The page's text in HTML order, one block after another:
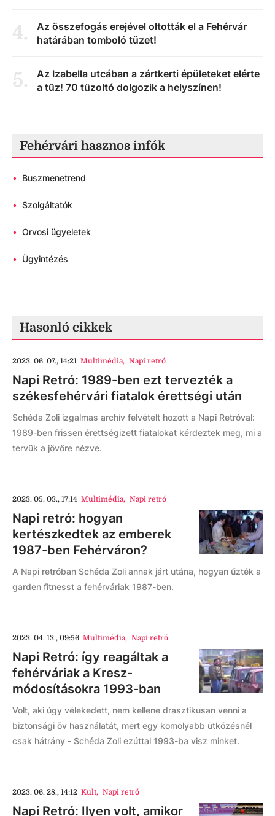
4.
Az összefogás erejével oltották el a Fehérvár
határában tomboló tüzet!
5.
Az Izabella utcában a zártkerti épületeket elérte
a tűz! 70 tűzoltó dolgozik a helyszínen!
Fehérvári hasznos infók
• Buszmenetrend
• Szolgáltatók
• Orvosi ügyeletek
• Ügyintézés
Hasonló cikkek
2023. 06. 07., 14:21 Multimédia, Napi retró
Napi Retró: 1989-ben ezt tervezték a
székesfehérvári fiatalok érettségi után
Schéda Zoli izgalmas archív felvételt hozott a Napi Retróval:
1989-ben frissen érettségizett fiatalokat kérdeztek meg, mi a
tervük a jövőre nézve.
2023. 05. 03., 17:14 Multimédia, Napi retró
Napi retró: hogyan
kertészkedtek az emberek
1987-ben Fehérváron?
A Napi retróban Schéda Zoli annak járt utána, hogyan űzték a
garden fitnesst a fehérváriak 1987-ben.
2023. 04. 13., 09:56 Multimédia, Napi retró
Napi Retró: így reagáltak a
fehérváriak a Kresz-
módosításokra 1993-ban
Volt, aki úgy vélekedett, nem kellene drasztikusan venni a
biztonsági öv használatát, mert egy komolyabb ütközésnél
csak hátrány - Schéda Zoli ezúttal 1993-ba visz minket.
2023. 06. 28., 14:12 Kult, Napi retró
Napi Retró: Ilyen volt, amikor